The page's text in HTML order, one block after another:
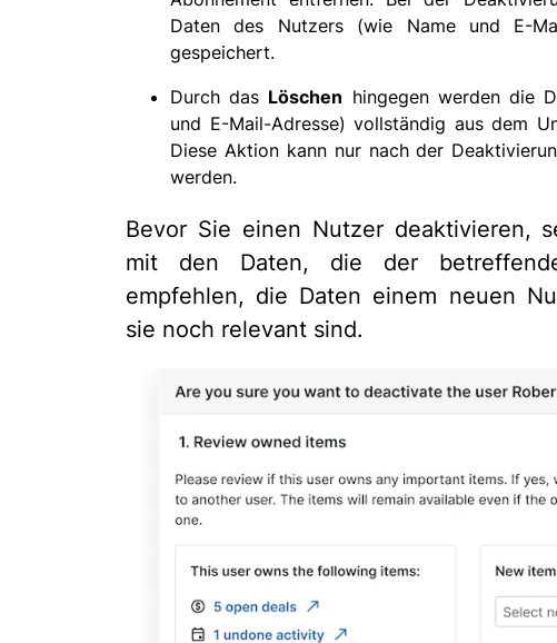
Daten des Nutzers (wie Name und E-
gespeichert.
Durch das Löschen hingegen werden die
und E-Mail-Adresse) vollständig aus dem
Diese Aktion kann nur nach der
werden.
Bevor Sie einen Nutzer deaktivieren,
mit den Daten, die der
empfehlen, die Daten einem neuen
sie noch relevant sind.